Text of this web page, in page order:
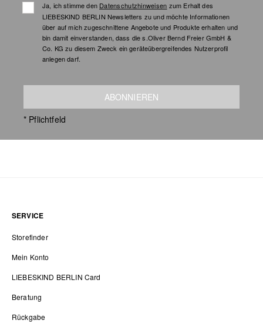
Ja, ich stimme den Datenschutzhinweisen zum Erhalt des
LIEBESKIND BERLIN Newsletters zu und möchte Informationen
über auf mich zugeschnittene Angebote und Produkte erhalten und
bin damit einverstanden, dass die s.Oliver Bernd Freier GmbH &
Co. KG zu diesem Zweck ein geräteübergreifendes Nutzerprofil
anlegen darf.
ABONNIEREN
* Pflichtfeld
SERVICE
Storefinder
Mein Konto
LIEBESKIND BERLIN Card
Beratung
Rückgabe